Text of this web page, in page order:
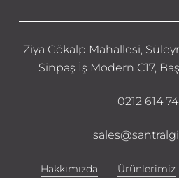
Ziya Gökalp Mahallesi,
Sinpaş İş Modern C17,
0212 614
Hakkımızda Ürünlerimiz